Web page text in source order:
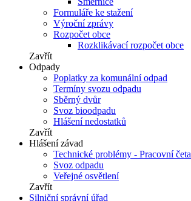
Formuláře ke stažení
Výroční zprávy
Rozpočet obce
Rozklikávací rozpočet obce
Zavřít
Odpady
Poplatky za komunální odpad
Termíny svozu odpadu
Sběrný dvůr
Svoz bioodpadu
Hlášení nedostatků
Zavřít
Hlášení závad
Technické problémy - Pracovní četa
Svoz odpadu
Veřejné osvětlení
Zavřít
Silniční správní úřad